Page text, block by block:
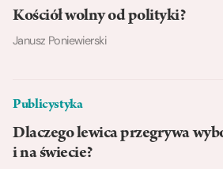
Kościół wolny od polityki?
Janusz Poniewierski
Publicystyka
Dlaczego lewica przegrywa
i na świecie?